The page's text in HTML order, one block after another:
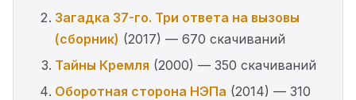
Загадка 37-го. Три ответа на вызовы
(сборник) (2017) — 670 скачиваний
Тайны Кремля (2000) — 350 скачиваний
Оборотная сторона НЭПа (2014) — 310